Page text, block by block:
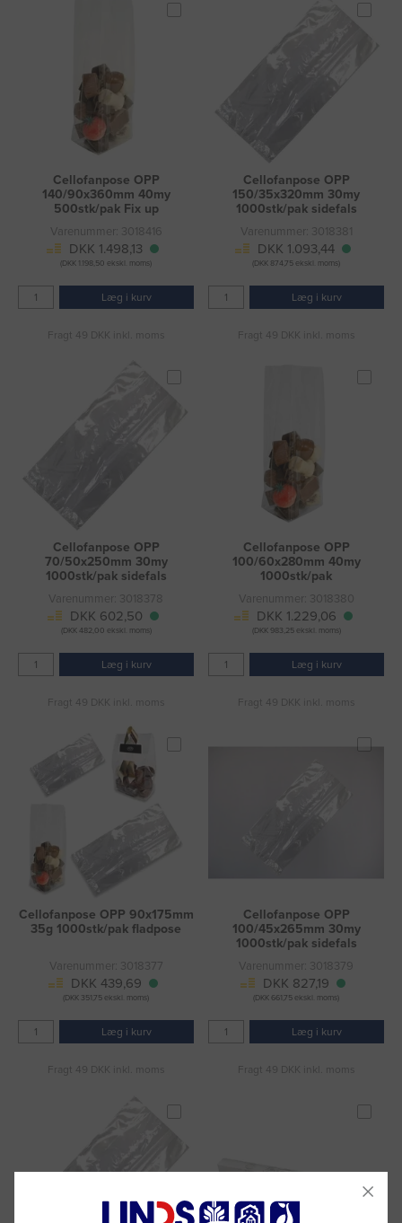
Cellofanpose OPP
140/90x360mm 40my
500stk/pak Fix up
Varenummer: 3018416
DKK 1.498,13
(DKK 1.198,50 ekskl. moms)
Læg i kurv
Fragt 49 DKK inkl. moms
Cellofanpose OPP
150/35x320mm 30my
1000stk/pak sidefals
Varenummer: 3018381
DKK 1.093,44
(DKK 874,75 ekskl. moms)
Læg i kurv
Fragt 49 DKK inkl. moms
Cellofanpose OPP
70/50x250mm 30my
1000stk/pak sidefals
Varenummer: 3018378
DKK 602,50
(DKK 482,00 ekskl. moms)
Læg i kurv
Fragt 49 DKK inkl. moms
Cellofanpose OPP
100/60x280mm 40my
1000stk/pak
Varenummer: 3018380
DKK 1.229,06
(DKK 983,25 ekskl. moms)
Læg i kurv
Fragt 49 DKK inkl. moms
Cellofanpose OPP 90x175mm
35g 1000stk/pak fladpose
Varenummer: 3018377
DKK 439,69
(DKK 351,75 ekskl. moms)
Læg i kurv
Fragt 49 DKK inkl. moms
Cellofanpose OPP
100/45x265mm 30my
1000stk/pak sidefals
Varenummer: 3018379
DKK 827,19
(DKK 661,75 ekskl. moms)
Læg i kurv
Fragt 49 DKK inkl. moms